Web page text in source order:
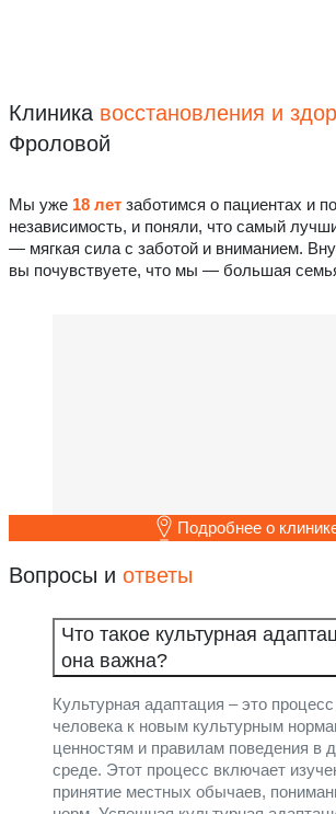
Клиника восстановления и
Фроловой
Мы уже 18 лет заботимся о пациентах и
независимость, и поняли, что самый
— мягкая сила с заботой и вниманием.
вы почувствуете, что мы — большая
Подробнее о
Вопросы и ответы
Что такое культурная
она важна?
Культурная адаптация – это
человека к новым культурным
ценностям и правилам поведения в
среде. Этот процесс включает
принятие местных обычаев,